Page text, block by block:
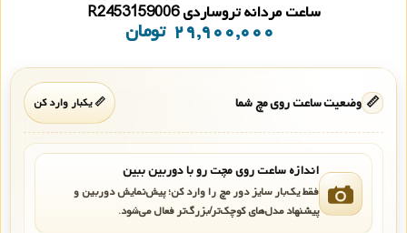
ساعت مردانه تروساردی R2453159006
۲۹,۹۰۰,۰۰۰ تومان
📏 وضعیت ساعت روی مچ شما 📏 یکبار وارد کن
اندازه ساعت روی مچت رو با دوربین ببین
فقط یک‌بار سایز دور مچ را وارد کن؛ پیش‌نمایش دوربین و
پیشنهاد مدل‌های کوچک‌تر/بزرگ‌تر فعال می‌شود.